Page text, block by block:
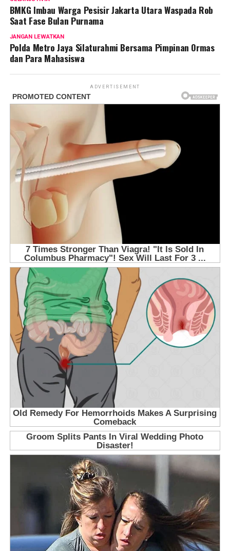
BMKG Imbau Warga Pesisir Jakarta Utara Waspada Rob
Saat Fase Bulan Purnama
JANGAN LEWATKAN
Polda Metro Jaya Silaturahmi Bersama Pimpinan Ormas
dan Para Mahasiswa
ADVERTISEMENT